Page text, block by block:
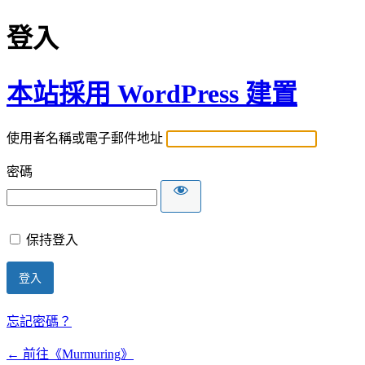
登入
本站採用 WordPress 建置
使用者名稱或電子郵件地址
密碼
保持登入
忘記密碼？
← 前往《Murmuring》